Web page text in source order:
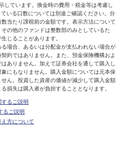
しています。換金時の費用・税金等は考慮し
いる口数については別途ご確認ください。分
当たり課税前の金額です。表示方法について
の他のファンドは整数部のみとしているた
じることがあります。
場合、あるいは分配金が支払われない場合が
約ではありません。また、預金保険機構およ
ありません。加えて証券会社を通して購入し
にもなりません。購入金額については元本保
ん。投資した資産の価値が減少して購入金額
損失は購入者が負担することとなります。
るご説明
るご説明
方について